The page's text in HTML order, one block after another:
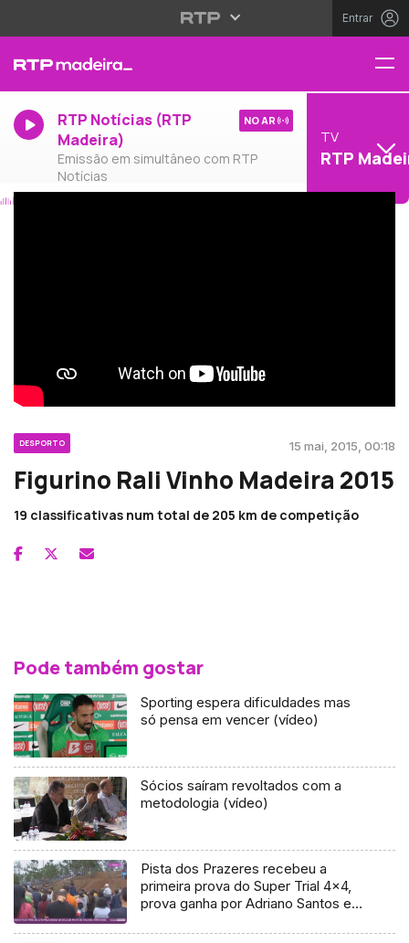
Entrar
RTP Notícias (RTP
Madeira)
Emissão em simultâneo com RTP
Notícias
NO AR
TV
RTP
DESPORTO 15 mai, 2015, 00:18
Figurino Rali Vinho Madeira 2015
19 classificativas num total de 205 km de competição
Pode também gostar
Sporting espera dificuldades mas
só pensa em vencer (vídeo)
Sócios saíram revoltados com a
metodologia (vídeo)
Pista dos Prazeres recebeu a
primeira prova do Super Trial 4×4,
prova ganha por Adriano Santos e